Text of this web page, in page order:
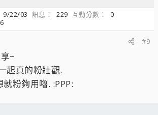
9/22/03 訊息 229 互動分數
0
#9
~
起真的粉壯觀.
粉夠用嚕. :PPP: